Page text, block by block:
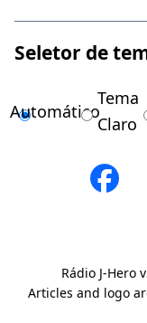
Seletor de
Automático
Tema
Claro
Rádio J-Hero
Articles and logo